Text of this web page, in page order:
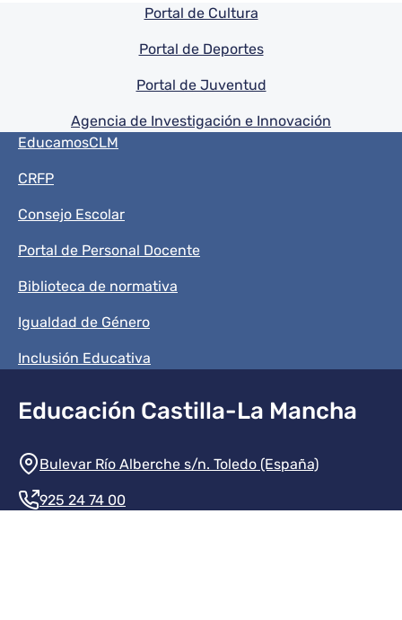
Pie de pagina información
Portal de Cultura
Portal de Deportes
Portal de Juventud
Agencia de Investigación e Innovación
Menú del pie
EducamosCLM
CRFP
Consejo Escolar
Portal de Personal Docente
Biblioteca de normativa
Igualdad de Género
Inclusión Educativa
Educación Castilla-La Mancha
Información de la institución
Bulevar Río Alberche s/n. Toledo (España)
925 24 74 00